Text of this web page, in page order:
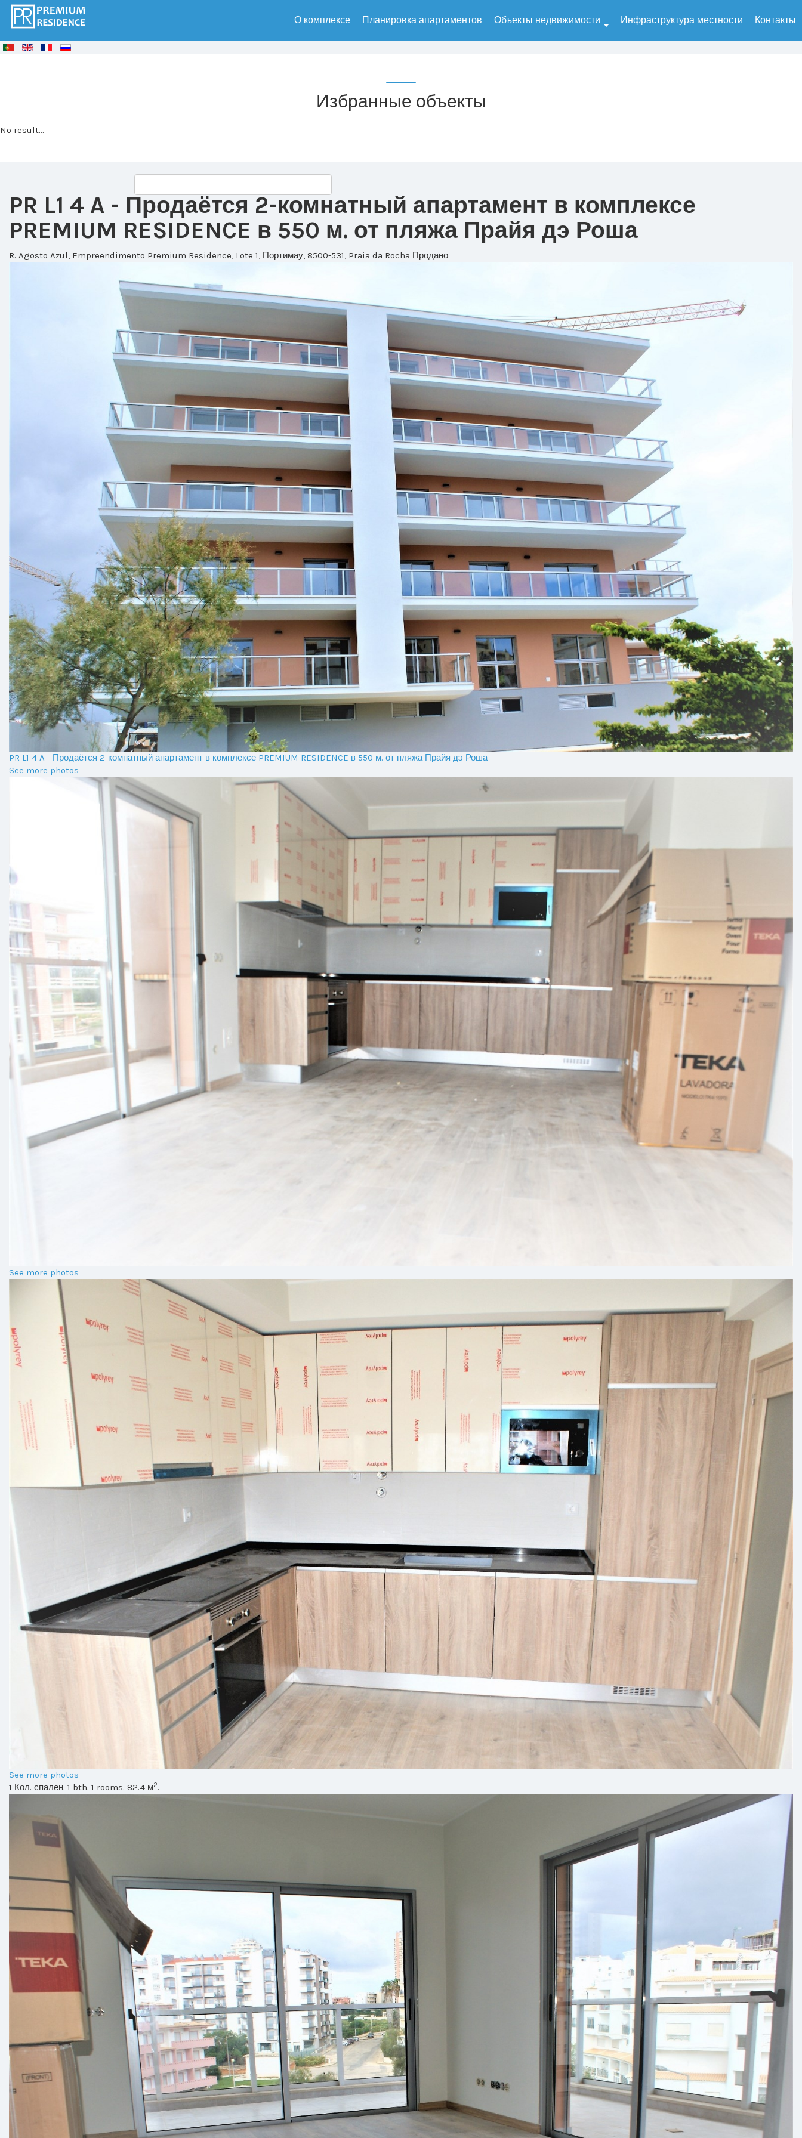
О комплексе Планировка апартаментов Объекты недвижимости Инфраструктура местности Контакты
© FreeJoomla! 3 Modules
Избранные объекты
No result...
PR L1 4 A - Продаётся 2-комнатный апартамент в комплексе
PREMIUM RESIDENCE в 550 м. от пляжа Прайя дэ Роша
R. Agosto Azul, Empreendimento Premium Residence, Lote 1, Портимау, 8500-531, Praia da Rocha Продано
PR L1 4 A - Продаётся 2-комнатный апартамент в комплексе PREMIUM RESIDENCE в 550 м. от пляжа Прайя дэ Роша
See more photos
See more photos
See more photos
1 Кол. спален. 1 bth. 1 rooms. 82.4 м2.